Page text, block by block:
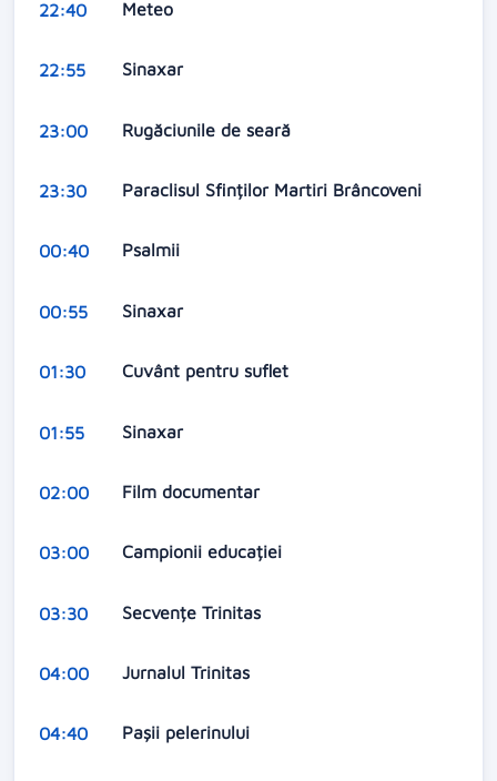
22:40 Meteo
22:55 Sinaxar
23:00 Rugăciunile de seară
23:30 Paraclisul Sfinților Martiri Brâncoveni
00:40 Psalmii
00:55 Sinaxar
01:30 Cuvânt pentru suflet
01:55 Sinaxar
02:00 Film documentar
03:00 Campionii educației
03:30 Secvențe Trinitas
04:00 Jurnalul Trinitas
04:40 Pașii pelerinului